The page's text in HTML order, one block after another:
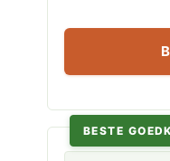
BESTE